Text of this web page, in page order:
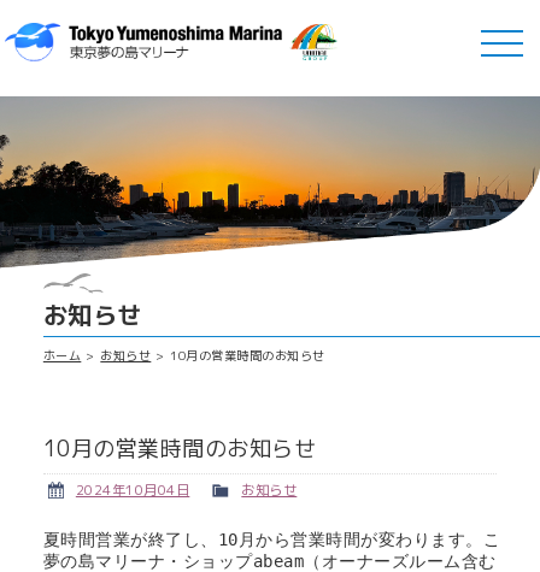
お知らせ
ホーム お知らせ 10月の営業時間のお知らせ
10月の営業時間のお知らせ
2024年10月04日 お知らせ
夏時間営業が終了し、10月から営業時間が変わります。ご注
夢の島マリーナ・ショップabeam（オーナーズルーム含む）